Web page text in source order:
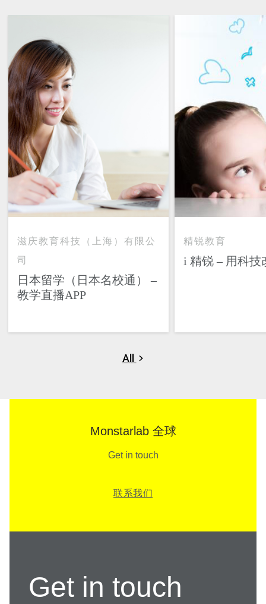
滋庆教育科技（上海）有限公
司
日本留学（日本名校通） –
教学直播APP
精锐教育
i 精锐 – 用科技
All
Monstarlab 全球
Get in touch
联系我们
Get in touch